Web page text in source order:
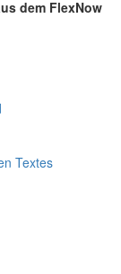
dem FlexNow
Textes